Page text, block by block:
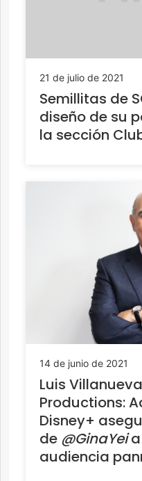
21 de julio de 2021
Semillitas de
diseño de su
la sección
14 de junio de 2021
Luis
Productions:
Disney+
de @GinaYeia
audiencia